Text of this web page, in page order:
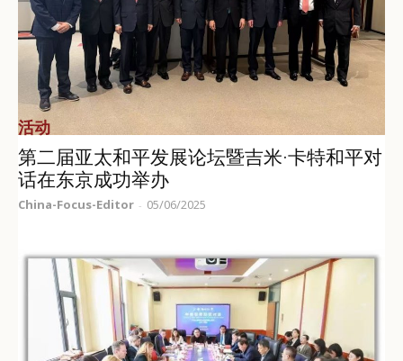
活动
第二届亚太和平发展论坛暨吉米·卡特和平对
话在东京成功举办
China-Focus-Editor - 05/06/2025